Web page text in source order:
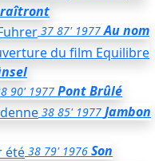
37 87' 1977 Au nom
90' 1977 Pont Brûlé
38 85' 1977 Jambon
38 79' 1976 Son